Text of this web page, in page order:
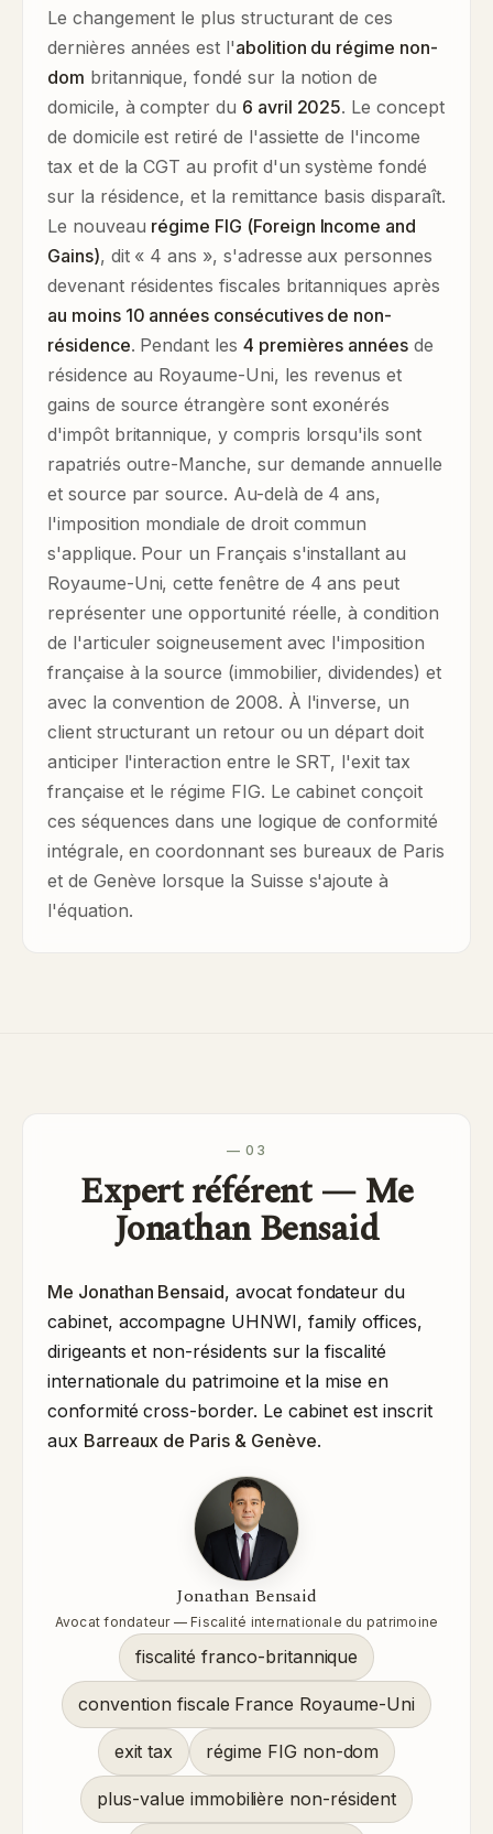
Le changement le plus structurant de ces
dernières années est l'abolition du régime non-
dom britannique, fondé sur la notion de
domicile, à compter du 6 avril 2025. Le concept
de domicile est retiré de l'assiette de l'income
tax et de la CGT au profit d'un système fondé
sur la résidence, et la remittance basis disparaît.
Le nouveau régime FIG (Foreign Income and
Gains), dit « 4 ans », s'adresse aux personnes
devenant résidentes fiscales britanniques après
au moins 10 années consécutives de non-
résidence. Pendant les 4 premières années de
résidence au Royaume-Uni, les revenus et
gains de source étrangère sont exonérés
d'impôt britannique, y compris lorsqu'ils sont
rapatriés outre-Manche, sur demande annuelle
et source par source. Au-delà de 4 ans,
l'imposition mondiale de droit commun
s'applique. Pour un Français s'installant au
Royaume-Uni, cette fenêtre de 4 ans peut
représenter une opportunité réelle, à condition
de l'articuler soigneusement avec l'imposition
française à la source (immobilier, dividendes) et
avec la convention de 2008. À l'inverse, un
client structurant un retour ou un départ doit
anticiper l'interaction entre le SRT, l'exit tax
française et le régime FIG. Le cabinet conçoit
ces séquences dans une logique de conformité
intégrale, en coordonnant ses bureaux de Paris
et de Genève lorsque la Suisse s'ajoute à
l'équation.
— 03
Expert référent — Me
Jonathan Bensaid
Me Jonathan Bensaid, avocat fondateur du
cabinet, accompagne UHNWI, family offices,
dirigeants et non-résidents sur la fiscalité
internationale du patrimoine et la mise en
conformité cross-border. Le cabinet est inscrit
aux Barreaux de Paris & Genève.
Jonathan Bensaid
Avocat fondateur — Fiscalité internationale du patrimoine
fiscalité franco-britannique
convention fiscale France Royaume-Uni
exit tax régime FIG non-dom
plus-value immobilière non-résident